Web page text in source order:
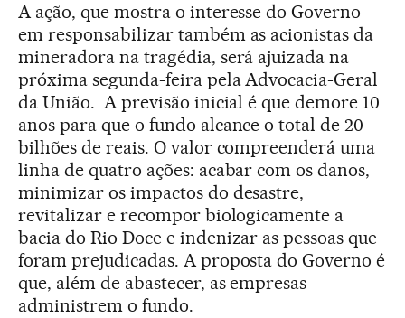
A ação, que mostra o interesse do Governo
em responsabilizar também as acionistas da
mineradora na tragédia, será ajuizada na
próxima segunda-feira pela Advocacia-Geral
da União. A previsão inicial é que demore 10
anos para que o fundo alcance o total de 20
bilhões de reais. O valor compreenderá uma
linha de quatro ações: acabar com os danos,
minimizar os impactos do desastre,
revitalizar e recompor biologicamente a
bacia do Rio Doce e indenizar as pessoas que
foram prejudicadas. A proposta do Governo é
que, além de abastecer, as empresas
administrem o fundo.